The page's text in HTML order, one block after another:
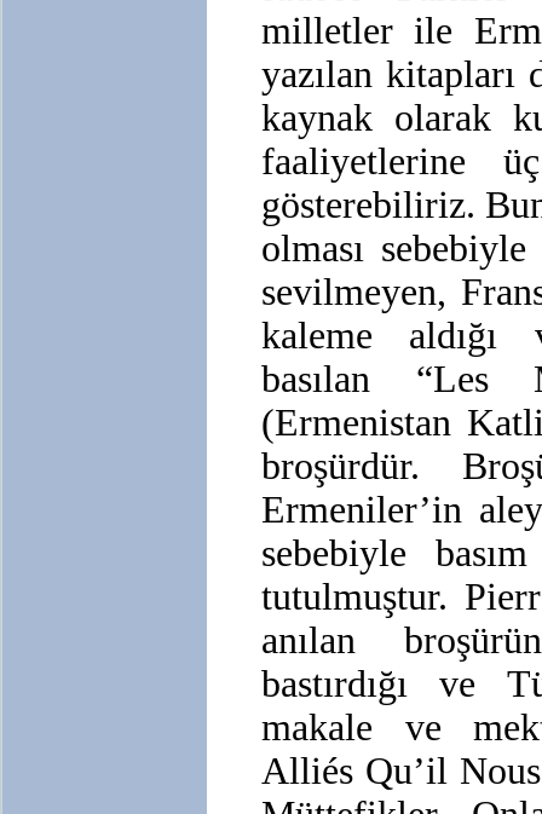
milletler ile
yazılan kitapları
kaynak olarak
faaliyetlerine
gösterebiliriz.
olması
sevilmeyen,
kaleme aldığı
basılan “Les
(Ermenistan
broşürdür.
Ermeniler’in
sebebiyle
tutulmuştur.
anılan
bastırdığı ve
makale ve
Alliés Qu’il